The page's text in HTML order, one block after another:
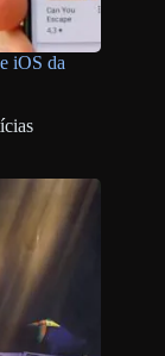
iOS da